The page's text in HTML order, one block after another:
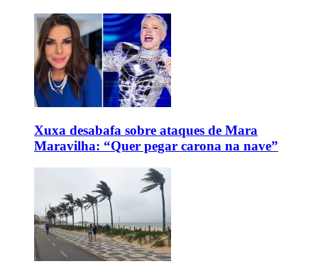
Xuxa desabafa sobre ataques de Mara
Maravilha: “Quer pegar carona na nave”